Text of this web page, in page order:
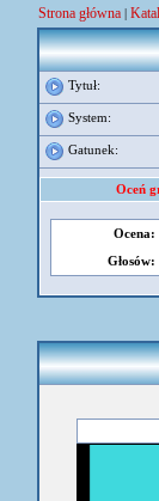
Strona główna |
Tytuł:
System:
Gatunek:
Oceń
Ocena:
Głosów: